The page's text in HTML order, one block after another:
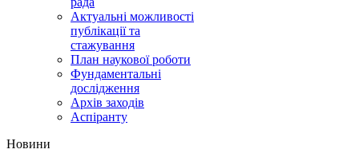
Актуальні можливості
публікації та
стажування
План наукової роботи
Фундаментальні
дослідження
Архів заходів
Аспіранту
Hовини